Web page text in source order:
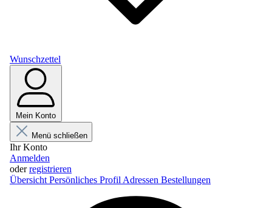
Wunschzettel
Mein Konto
Menü schließen
Ihr Konto
Anmelden
oderregistrieren
Übersicht Persönliches Profil Adressen Bestellungen